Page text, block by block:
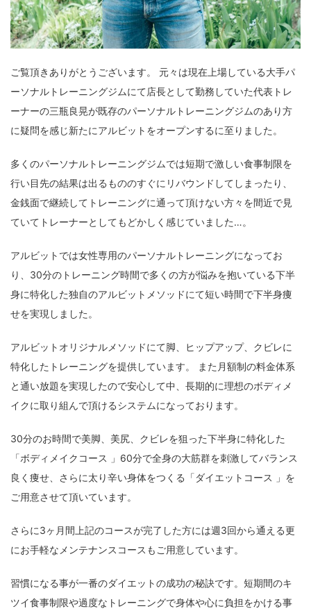
ご覧頂きありがとうございます。 元々は現在上場している大手パ
ーソナルトレーニングジムにて店長として勤務していた代表トレ
ーナーの三瓶良晃が既存のパーソナルトレーニングジムのあり方
に疑問を感じ新たにアルビットをオープンするに至りました。
多くのパーソナルトレーニングジムでは短期で激しい食事制限を
行い目先の結果は出るもののすぐにリバウンドしてしまったり、
金銭面で継続してトレーニングに通って頂けない方々を間近で見
ていてトレーナーとしてもどかしく感じていました…。
アルビットでは女性専用のパーソナルトレーニングになってお
り、30分のトレーニング時間で多くの方が悩みを抱いている下半
身に特化した独自のアルビットメソッドにて短い時間で下半身痩
せを実現しました。
アルビットオリジナルメソッドにて脚、ヒップアップ、クビレに
特化したトレーニングを提供しています。 また月額制の料金体系
と通い放題を実現したので安心して中、長期的に理想のボディメ
イクに取り組んで頂けるシステムになっております。
30分のお時間で美脚、美尻、クビレを狙った下半身に特化した
「ボディメイクコース 」60分で全身の大筋群を刺激してバランス
良く痩せ、さらに太り辛い身体をつくる「ダイエットコース 」を
ご用意させて頂いています。
さらに3ヶ月間上記のコースが完了した方には週3回から通える更
にお手軽なメンテナンスコースもご用意しています。
習慣になる事が一番のダイエットの成功の秘訣です。短期間のキ
ツイ食事制限や過度なトレーニングで身体や心に負担をかける事